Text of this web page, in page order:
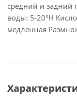
средний и задний
воды: 5-20°Н
медленная